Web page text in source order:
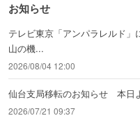
お知らせ
テレビ東京「アンパラレルド
山の機...
2026/08/04 12:00
仙台支局移転のお知らせ 本日
2026/07/21 09:37